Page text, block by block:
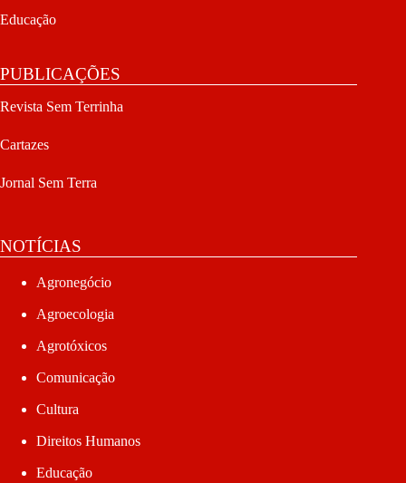
Educação
PUBLICAÇÕES
Revista Sem Terrinha
Cartazes
Jornal Sem Terra
NOTÍCIAS
Agronegócio
Agroecologia
Agrotóxicos
Comunicação
Cultura
Direitos Humanos
Educação